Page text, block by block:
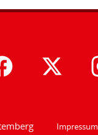
Impressum